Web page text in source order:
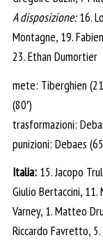
A disposizione:16.
Montagne, 19.
23. Ethan Dumortier
mete: Tiberghien
(80′)
trasformazioni:
punizioni: Debaes
Italia: 15. Jacopo
Giulio Bertaccini, 11.
Varney, 1. Matteo
Riccardo Favretto,